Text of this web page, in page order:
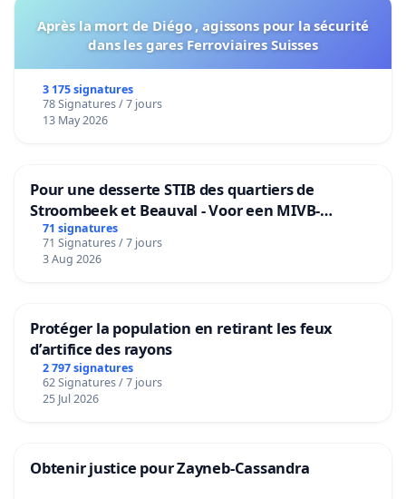
Après la mort de Diégo , agissons pour la sécurité
dans les gares Ferroviaires Suisses
3 175 signatures
78 Signatures / 7 jours
13 May 2026
Pour une desserte STIB des quartiers de
Stroombeek et Beauval - Voor een MIVB-
bediening van de wijken Strombeek en Het
Voor
71 signatures
71 Signatures / 7 jours
3 Aug 2026
Protéger la population en retirant les feux
d’artifice des rayons
2 797 signatures
62 Signatures / 7 jours
25 Jul 2026
Obtenir justice pour Zayneb-Cassandra